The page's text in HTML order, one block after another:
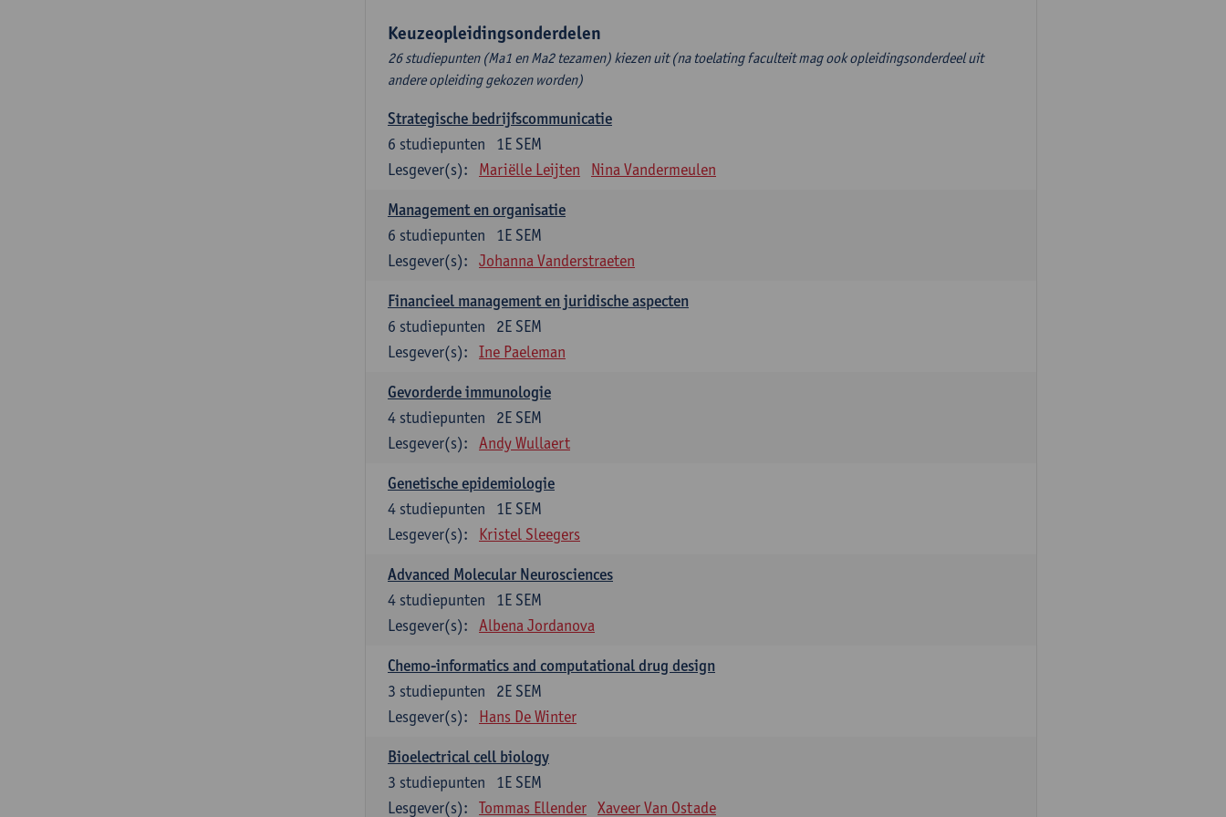
Keuzeopleidingsonderdelen
26 studiepunten (Ma1 en Ma2 tezamen) kiezen uit (na toelating faculteit mag ook opleidingsonderdeel uit
andere opleiding gekozen worden)
Strategische bedrijfscommunicatie
1E SEM
6 studiepunten
Lesgever(s):
Mariëlle Leijten Nina Vandermeulen
Management en organisatie
1E SEM
6 studiepunten
Lesgever(s):
Johanna Vanderstraeten
Financieel management en juridische aspecten
2E SEM
6 studiepunten
Lesgever(s):
Ine Paeleman
Gevorderde immunologie
2E SEM
4 studiepunten
Lesgever(s):
Andy Wullaert
Genetische epidemiologie
1E SEM
4 studiepunten
Lesgever(s):
Kristel Sleegers
Advanced Molecular Neurosciences
1E SEM
4 studiepunten
Lesgever(s):
Albena Jordanova
Chemo-informatics and computational drug design
2E SEM
3 studiepunten
Lesgever(s):
Hans De Winter
Bioelectrical cell biology
1E SEM
3 studiepunten
Lesgever(s):
Tommas Ellender Xaveer Van Ostade